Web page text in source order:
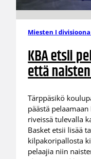
Miesten I divisioona
KBA etsii
että
Tärppäsikö
päästä
riveissä tulevalla
Basket etsii lisää
kilpakoripallosta
pelaajia niin